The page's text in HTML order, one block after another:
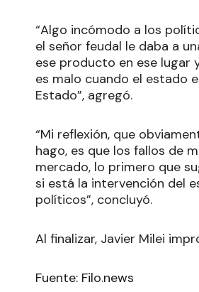
“Algo incómodo a los
el señor feudal le daba a
ese producto en ese lugar
es malo cuando el estado
Estado”, agregó.
“Mi reflexión, que
hago, es que los fallos de
mercado, lo primero que
si está la intervención del
políticos”, concluyó.
Al finalizar, Javier Milei
Fuente: Filo.news